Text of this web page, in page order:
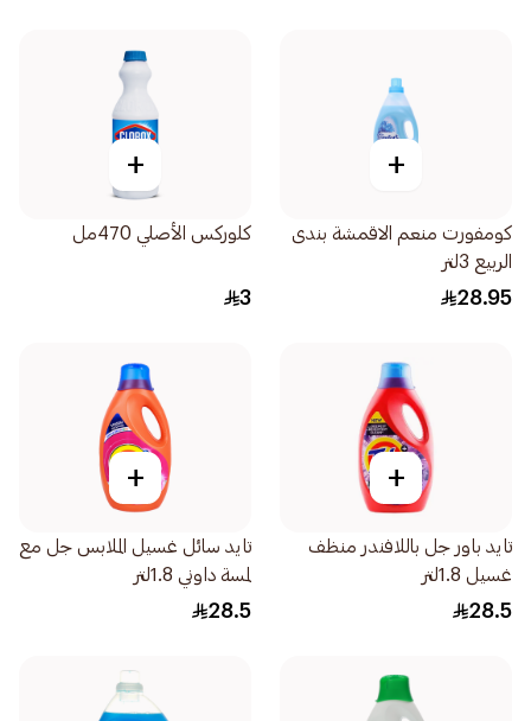
+
كومفورت منعم الاقمشة بندى
الربيع 3لتر
28.95
+
كلوركس الأصلي 470مل
3
+
تايد باور جل باللافندر منظف
غسيل 1.8لتر
28.5
+
تايد سائل غسيل الملابس جل مع
لمسة داوني 1.8لتر
28.5